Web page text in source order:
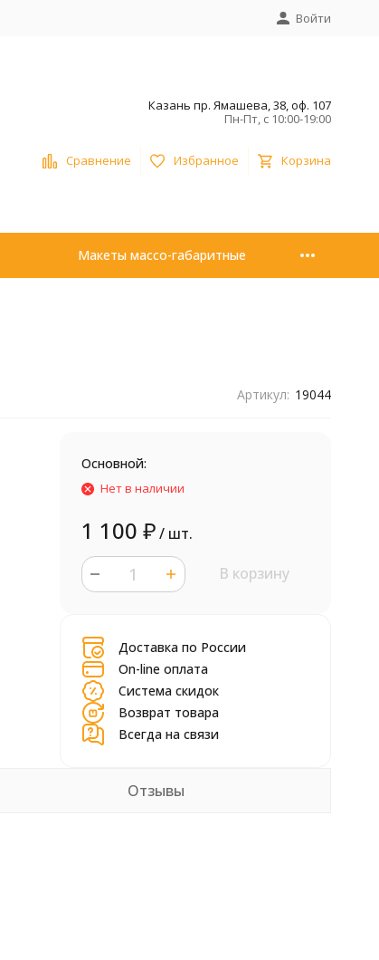
Войти
Казань пр. Ямашева, 38, оф. 107
Пн-Пт, с 10:00-19:00
Сравнение Избранное Корзина
Макеты массо-габаритные
Артикул: 19044
Основной:
Нет в наличии
1 100 ₽/ шт.
В корзину
Доставка по России
On-line оплата
Система скидок
Возврат товара
Всегда на связи
Отзывы